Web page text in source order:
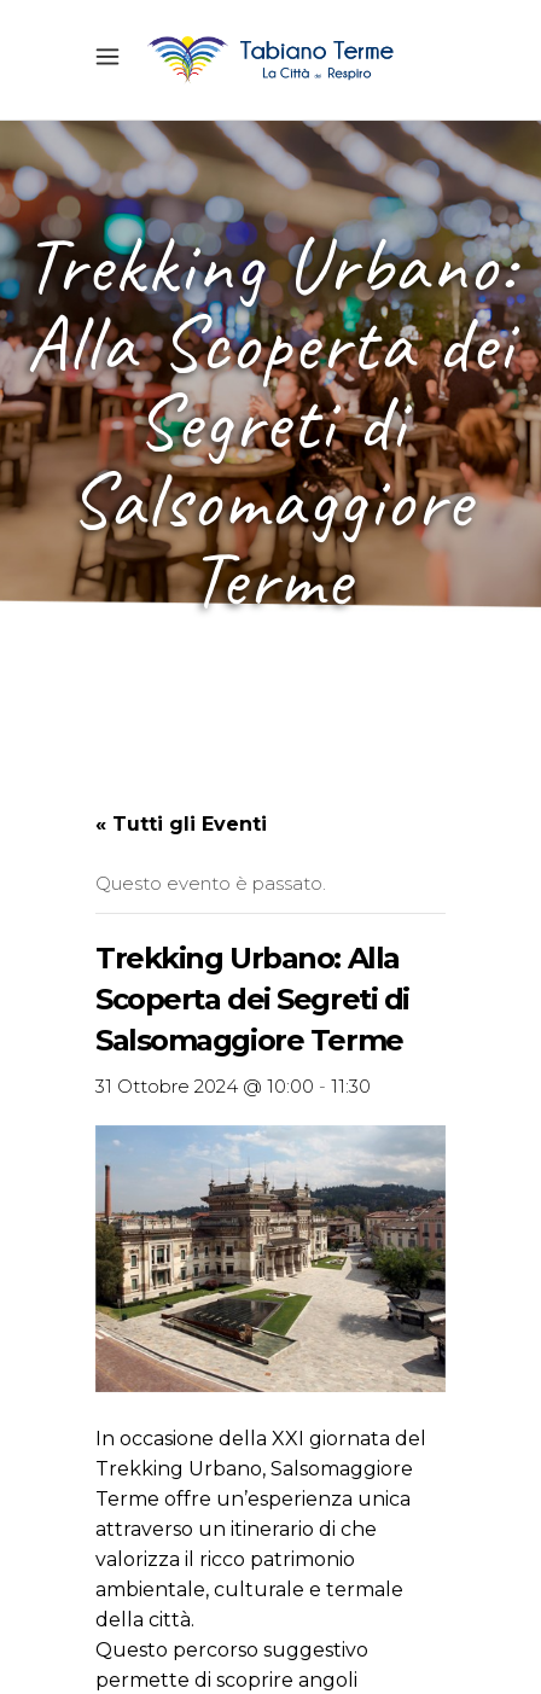
Trekking Urbano:
Alla Scoperta dei
Segreti di
Salsomaggiore
Terme
« Tutti gli Eventi
Questo evento è passato.
Trekking Urbano: Alla
Scoperta dei Segreti di
Salsomaggiore Terme
31 Ottobre 2024 @ 10:00 - 11:30
In occasione della XXI giornata del
Trekking Urbano, Salsomaggiore
Terme offre un’esperienza unica
attraverso un itinerario di che
valorizza il ricco patrimonio
ambientale, culturale e termale
della città.
Questo percorso suggestivo
permette di scoprire angoli